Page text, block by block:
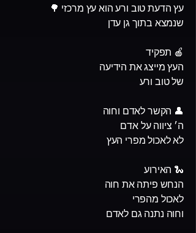
עץ הדעת טוב ורע הוא עץ מרכזי 🌳
שנמצא בתוך גן עדן
🍎 תפקיד
העץ מייצג את הידיעה
של טוב ורע
👤 הקשר לאדם וחוה
ה׳ ציווה על אדם
לא לאכול מפרי העץ
🐍 האירוע
הנחש פיתה את חוה
לאכול מהפרי
וחוה נתנה גם לאדם